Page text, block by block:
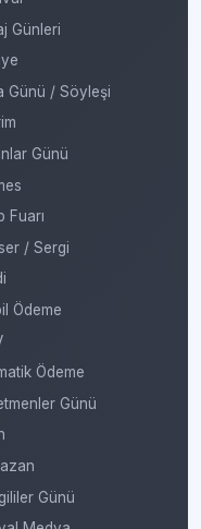
Günleri
Günü / Söyleşi
Günü
Fuarı
/ Sergi
Ödeme
Ödeme
Günü
Günü